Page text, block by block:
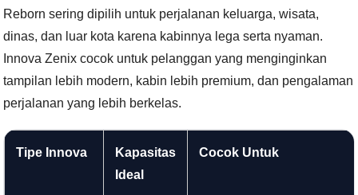
Reborn sering dipilih untuk perjalanan keluarga, wisata,
dinas, dan luar kota karena kabinnya lega serta nyaman.
Innova Zenix cocok untuk pelanggan yang menginginkan
tampilan lebih modern, kabin lebih premium, dan pengalaman
perjalanan yang lebih berkelas.
Tipe Innova
Kapasitas
Ideal
Cocok Untuk